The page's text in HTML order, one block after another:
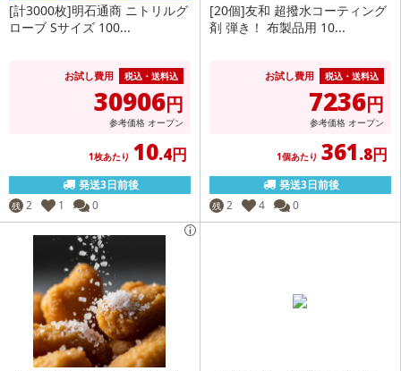
[計3000枚]明石通商 ニトリルグ
ローブ Sサイズ 100...
お試し費用 税込・送料込
30906円
参考価格 オープン
1枚あたり 10.4円
発送3日前後
残 2 1 0
[20個]友和 超撥水コーティング
剤 弾き！ 布製品用 10...
お試し費用 税込・送料込
7236円
参考価格 オープン
1個あたり 361.8円
発送3日前後
残 2 4 0